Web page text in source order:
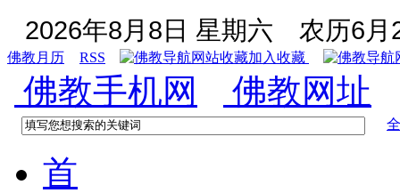
2026年8月8日 星期六 农历6月
佛教月历 RSS 加入收藏
佛教手机网 佛教网址
首